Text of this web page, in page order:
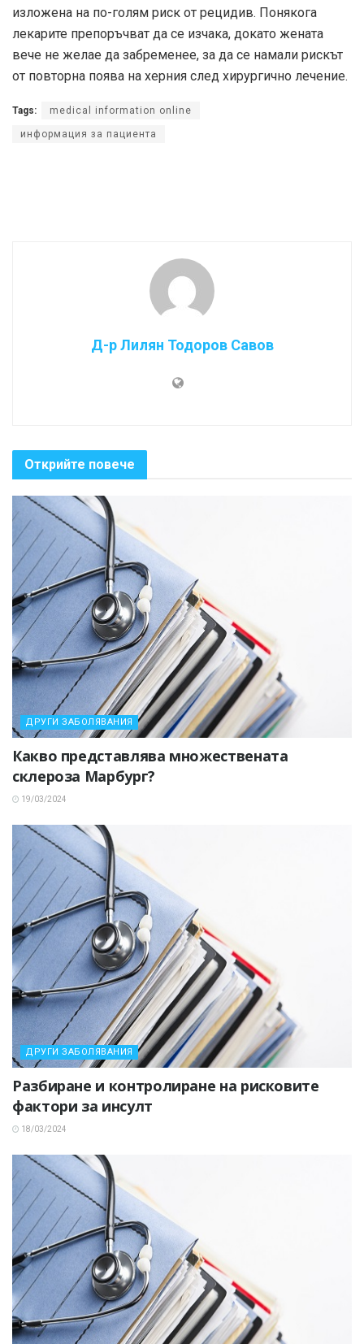
изложена на по-голям риск от рецидив. Понякога
лекарите препоръчват да се изчака, докато жената
вече не желае да забременее, за да се намали рискът
от повторна поява на херния след хирургично лечение.
Tags: medical information online
информация за пациента
Д-р Лилян Тодоров Савов
Открийте повече
ДРУГИ ЗАБОЛЯВАНИЯ
Какво представлява множествената
склероза Марбург?
19/03/2024
ДРУГИ ЗАБОЛЯВАНИЯ
Разбиране и контролиране на рисковите
фактори за инсулт
18/03/2024